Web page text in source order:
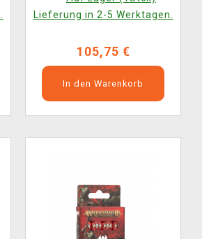
Lieferung in 2-5 Werktagen.
105,75 €
In den Warenkorb